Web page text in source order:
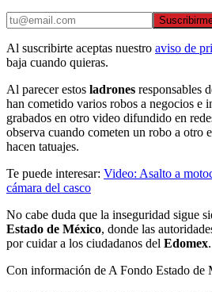
Al suscribirte aceptas nuestro aviso de
baja cuando quieras.
Al parecer estos ladrones responsables
han cometido varios robos a negocios e
grabados en otro video difundido en
observa cuando cometen un robo a otro
hacen tatuajes.
Te puede interesar: Video: Asalto a
cámara del casco
No cabe duda que la inseguridad sigue
Estado de México, donde las
por cuidar a los ciudadanos del Edomex.
Con información de A Fondo Estado de